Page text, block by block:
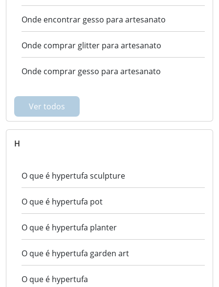
Onde encontrar gesso para artesanato
Onde comprar glitter para artesanato
Onde comprar gesso para artesanato
Ver todos
H
O que é hypertufa sculpture
O que é hypertufa pot
O que é hypertufa planter
O que é hypertufa garden art
O que é hypertufa